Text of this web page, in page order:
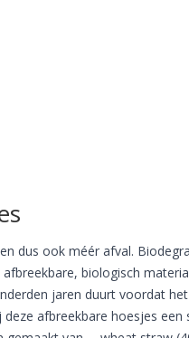
dus ook méér afval.
biologisch
jaren duurt voordat
afbreekbare hoesjes een